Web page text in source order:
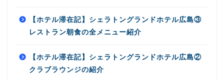
【ホテル滞在記】シェラトングランドホテル広島③
レストラン朝食の全メニュー紹介
【ホテル滞在記】シェラトングランドホテル広島②
クラブラウンジの紹介